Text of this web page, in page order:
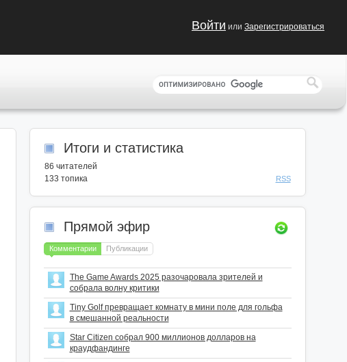
Войти или Зарегистрироваться
Итоги и статистика
86 читателей
133 топика
RSS
Прямой эфир
Комментарии Публикации
The Game Awards 2025 разочаровала зрителей и
собрала волну критики
Tiny Golf превращает комнату в мини поле для гольфа
в смешанной реальности
Star Citizen собрал 900 миллионов долларов на
краудфандинге